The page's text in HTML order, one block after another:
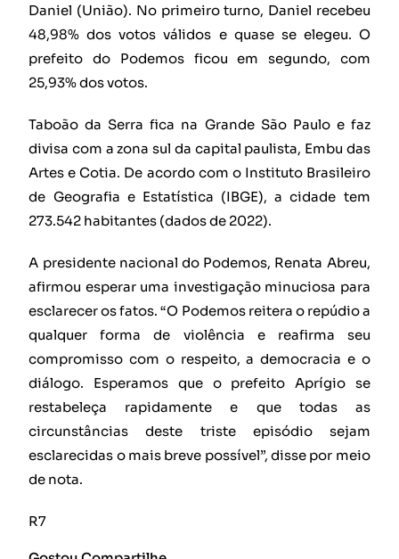
Daniel (União). No primeiro turno, Daniel recebeu
48,98% dos votos válidos e quase se elegeu. O
prefeito do Podemos ficou em segundo, com
25,93% dos votos.
Taboão da Serra fica na Grande São Paulo e faz
divisa com a zona sul da capital paulista, Embu das
Artes e Cotia. De acordo com o Instituto Brasileiro
de Geografia e Estatística (IBGE), a cidade tem
273.542 habitantes (dados de 2022).
A presidente nacional do Podemos, Renata Abreu,
afirmou esperar uma investigação minuciosa para
esclarecer os fatos. “O Podemos reitera o repúdio a
qualquer forma de violência e reafirma seu
compromisso com o respeito, a democracia e o
diálogo. Esperamos que o prefeito Aprígio se
restabeleça rapidamente e que todas as
circunstâncias deste triste episódio sejam
esclarecidas o mais breve possível”, disse por meio
de nota.
R7